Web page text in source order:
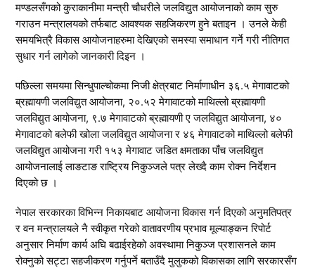
मण्डलसँगको कुराकानीमा मन्त्री चौधरीले जलविद्युत आयोजनाको काम सुरु
गराउन मन्त्रालयको तर्फबाट आवश्यक सहजिकरण हुने बताइन । उनले केही
समयभित्रै विकास आयोजनाहरुमा देखिएको समस्या समाधान गर्ने गरी नीतिगत
सुधार गर्न लागेको जानकारी दिइन ।
पछिल्ला समयमा सिन्धुपाल्चोकमा निजी क्षेत्रबाट निर्माणाधीन ३६.५ मेगावाटको
ब्रह्मायणी जलविद्युत आयोजना, २०.५२ मेगावाटको माथिल्लो ब्रह्मायणी
जलविद्युत आयोजना, ९.७ मेगावाटको ब्रह्मायणी ए जलविद्युत आयोजना, ४०
मेगावाटको बलेफी खोला जलविद्युत आयोजना र ४६ मेगावाटको माथिल्लो बलेफी
जलविद्युत आयोजना गरी १५३ मेगावाट जडित क्षमताका पाँच जलविद्युत
आयोजनालाई लाङटाङ राष्ट्रिय निकुञ्जले पत्र लेख्दै काम रोक्न निर्देशन
दिएको छ ।
नेपाल सरकारका विभिन्न निकायबाट आयोजना विकास गर्न दिएको अनुमतिपत्र
र वन मन्त्रालयले नै स्वीकृत गरेको वातावरणीय प्रभाव मूल्याङ्कन रिपोर्ट
अनुसार निर्माण कार्य अघि बढाईरहेको अवस्थामा निकुञ्ज प्रशासनले काम
रोक्नुको सट्टा सहजीकरण गर्नुपर्ने बताउँदै मुलुकको विकासका लागि सरकारसँग